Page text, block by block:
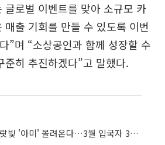
글로벌 이벤트를 맞아 소규모 카
매출 기회를 만들 수 있도록 이번
”며 “소상공인과 함께 성장할 수
준히 추진하겠다”고 말했다.
BTS 공연 앞두고 보랏빛 '아미' 몰려온다…3월 입국자 32.7%↑